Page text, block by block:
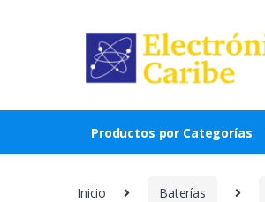
Productos por Categorías
Inicio Baterías